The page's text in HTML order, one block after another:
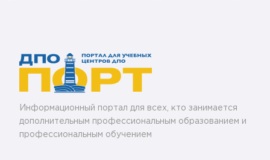
Информационный портал для всех, кто занимается
дополнительным профессиональным образованием и
профессиональным обучением